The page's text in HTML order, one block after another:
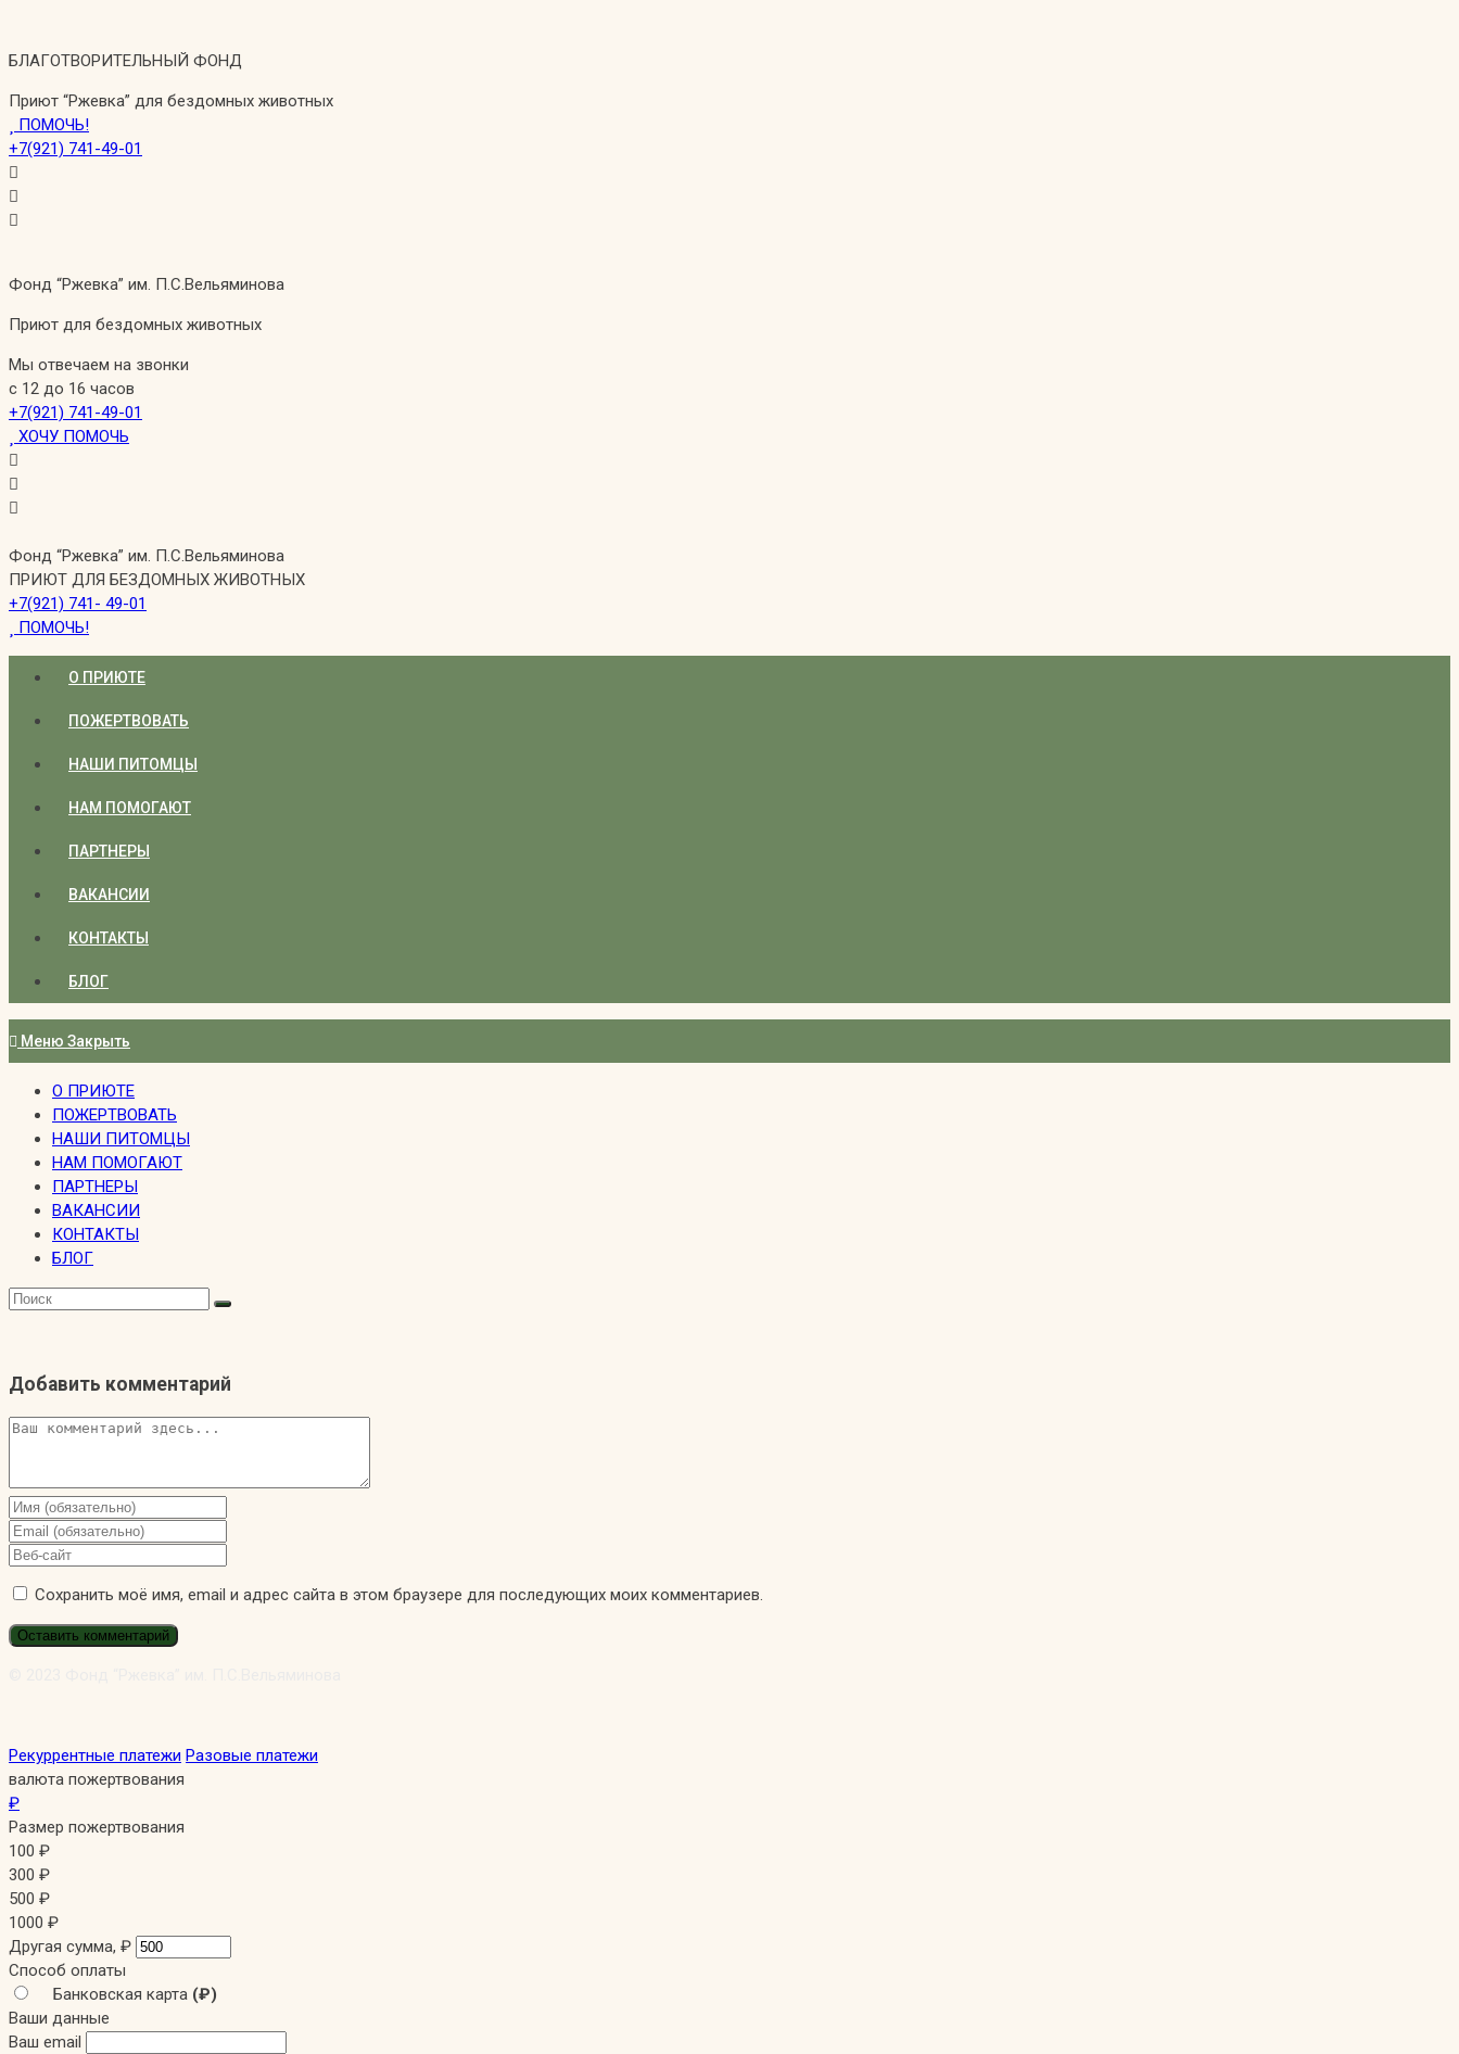
содержимому
БЛАГОТВОРИТЕЛЬНЫЙ ФОНД
Приют “Ржевка” для бездомных животных
ПОМОЧЬ!
+7(921) 741-49-01
Фонд “Ржевка” им. П.С.Вельяминова
Приют для бездомных животных
Мы отвечаем на звонки
с 12 до 16 часов
+7(921) 741-49-01
ХОЧУ ПОМОЧЬ
Фонд “Ржевка” им. П.С.Вельяминова
ПРИЮТ ДЛЯ БЕЗДОМНЫХ ЖИВОТНЫХ
+7(921) 741- 49-01
ПОМОЧЬ!
О ПРИЮТЕ
ПОЖЕРТВОВАТЬ
НАШИ ПИТОМЦЫ
НАМ ПОМОГАЮТ
ПАРТНЕРЫ
ВАКАНСИИ
КОНТАКТЫ
БЛОГ
Меню Закрыть
О ПРИЮТЕ
ПОЖЕРТВОВАТЬ
НАШИ ПИТОМЦЫ
НАМ ПОМОГАЮТ
ПАРТНЕРЫ
ВАКАНСИИ
КОНТАКТЫ
БЛОГ
Добавить комментарий
Комментарий
Введите
свое
имя
имя
пользователя,
чтобы
Введите
свой
адрес,
чтобы
прокомментировать
Введите
вашего
веб-
сайта
Сохранить моё имя, email и адрес сайта в этом браузере для последующих моих комментариев.
Рекуррентные платежи Разовые платежи
валюта пожертвования
₽
Размер пожертвования
100 ₽
300 ₽
500 ₽
1000 ₽
Другая сумма, ₽
Способ оплаты
Банковская карта (₽)
Ваши данные
Ваш email